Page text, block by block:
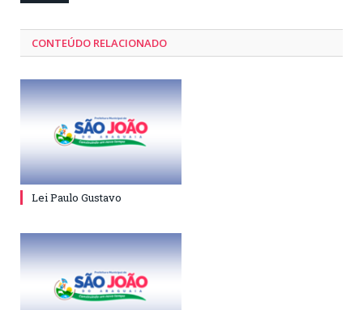
CONTEÚDO RELACIONADO
Lei Paulo Gustavo